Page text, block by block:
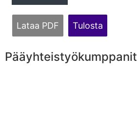
Lataa PDF Tulosta
Pääyhteistyökumppanit